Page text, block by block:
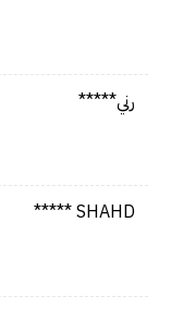
رني*****
SHAHD *****